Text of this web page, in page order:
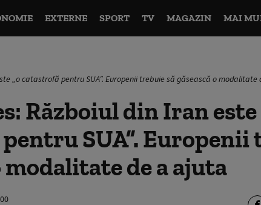
EXTERNE SPORT TV MAGAZIN MAI
„o catastrofă pentru SUA”. Europenii trebuie să găsească o
Războiul din Iran este
SUA”. Europenii
modalitate de a ajuta